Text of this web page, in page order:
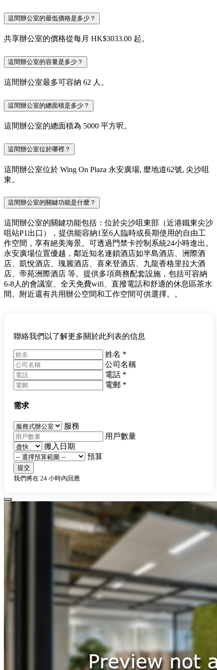
這間辦公室的最低價格是多少？
共享辦公室的價格從每月 HK$3033.00 起。
這間辦公室的容量是多少？
這間辦公室最多可容納 62 人。
這間辦公室的總面積是多少？
這間辦公室的總面積為 5000 平方呎。
這間辦公室位於哪裡？
這間辦公室位於 Wing On Plaza 永安廣場, 麼地道62號, 尖沙咀
東。
這間辦公室的關鍵功能是什麼？
這間辦公室的關鍵功能包括：位於尖沙咀東部（近港鐵東尖沙
咀站P1出口），提供能容納1至6人臨時或長期使用的自由工
作空間，享有絕美海景。可透過門禁卡控制系統24小時進出。
永安廣場位置優越，鄰近知名連鎖酒店如半島酒店、洲際酒
店、凱悅酒店、瑰麗酒店、喜來登酒店、九龍香格里拉大酒
店、帝苑洲際酒店 等。提供多項商務配套設施，包括可容納
6-8人的會議室、全天免費wifi、直撥電話和舒適的休息區茶水
間。附近還有共用辦公空間和工作空間可供選擇。。
聯絡我們以了解更多關於此列表的信息
姓名 *
公司名稱
電話 *
電郵 *
需求
服務
用戶數量
搬入日期
預算
提交
我們將在 24 小時內回應